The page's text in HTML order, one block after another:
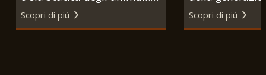
Napoli, 1756, legato con
Esperienze ed osservazioni
Scopri di più
dell'uomo, e
[…]. Venezia,
Scopri di più